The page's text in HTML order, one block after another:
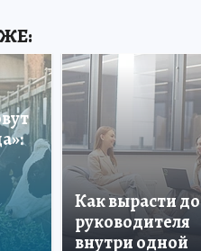
Как вырасти до
руководителя
внутри одной